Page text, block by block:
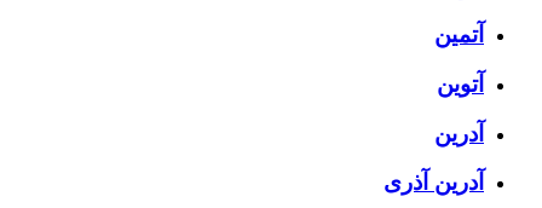
آتمین
آتوین
آدرین
آدرین آذری